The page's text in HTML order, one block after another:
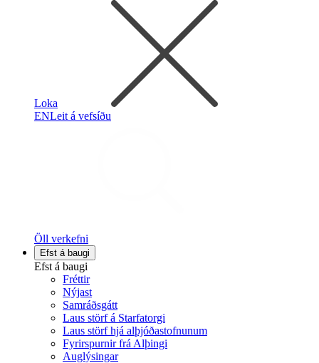
Loka
ENLeit á vefsíðu
Öll verkefni
Efst á baugi
Efst á baugi
Fréttir
Nýjast
Samráðsgátt
Laus störf á Starfatorgi
Laus störf hjá alþjóðastofnunum
Fyrirspurnir frá Alþingi
Auglýsingar